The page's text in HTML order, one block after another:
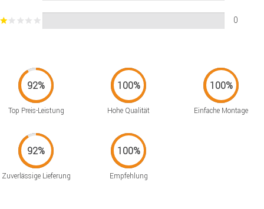
0
Top Preis-Leistung Hohe Qualität Einfache Montage
Zuverlässige Lieferung Empfehlung